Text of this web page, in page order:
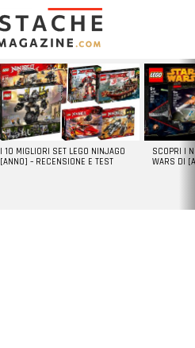
I 10 MIGLIORI SET LEGO NINJAGO
[ANNO] – RECENSIONE E TEST
SCOPRI I
WARS DI